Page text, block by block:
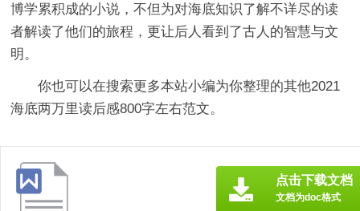
博学累积成的小说，不但为对海底知识了解不详尽的读
者解读了他们的旅程，更让后人看到了古人的智慧与文
明。
你也可以在搜索更多本站小编为你整理的其他2021
海底两万里读后感800字左右范文。
点击下载文档
文档为doc格式